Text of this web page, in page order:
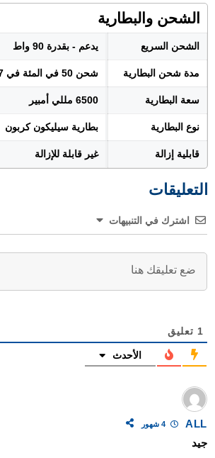
الشحن والبطارية
الشحن السريع يدعم - بقدرة 90 واط
مدة شحن البطارية شحن 50 في المئة في 27 دقيقة
سعة البطارية 6500 مللي أمبير
نوع البطارية بطارية سيليكون كربون
قابلية إزالة غير قابلة للإزالة
التعليقات
اشترك في التنبيهات
1 تعليق
الأحدث
ALL 4 شهور
جيد